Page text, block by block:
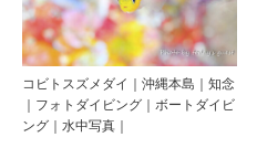
コビトスズメダイ｜沖縄本島｜知念
｜フォトダイビング｜ボートダイビ
ング｜水中写真｜